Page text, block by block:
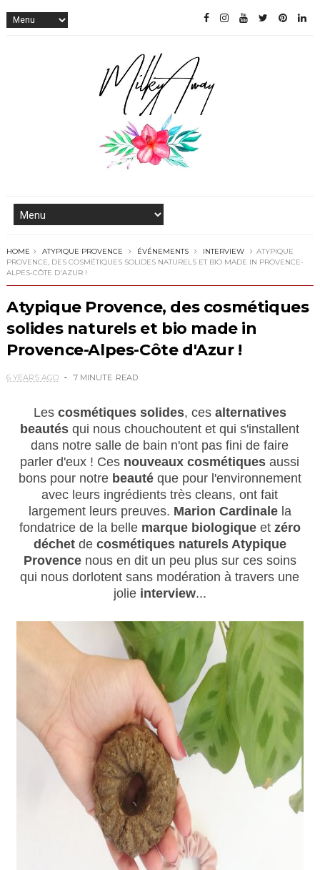
HOME ATYPIQUE PROVENCE ÉVÉNEMENTS INTERVIEW
ATYPIQUE
PROVENCE, DES COSMÉTIQUES SOLIDES NATURELS ET BIO MADE IN PROVENCE-
ALPES-CÔTE D'AZUR !
Atypique Provence, des cosmétiques
solides naturels et bio made in
Provence-Alpes-Côte d'Azur !
6 YEARS AGO 7 MINUTE READ
Les cosmétiques solides, ces alternatives
beautés qui nous chouchoutent et qui s'installent
dans notre salle de bain n'ont pas fini de faire
parler d'eux ! Ces nouveaux cosmétiques aussi
bons pour notre beautéque pour l'environnement
avec leurs ingrédients très cleans, ont fait
largement leurs preuves. Marion Cardinalela
fondatrice de la belle marque biologiqueet zéro
déchetde cosmétiques naturels Atypique
Provencenous en dit un peu plus sur ces soins
qui nous dorlotent sans modération à travers une
jolie interview...